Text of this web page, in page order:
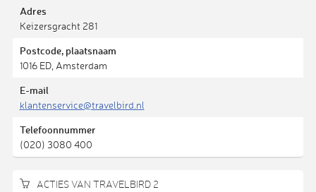
Adres
Keizersgracht 281
Postcode, plaatsnaam
1016 ED, Amsterdam
E-mail
klantenservice@travelbird.nl
Telefoonnummer
(020) 3080 400
ACTIES VAN TRAVELBIRD 2